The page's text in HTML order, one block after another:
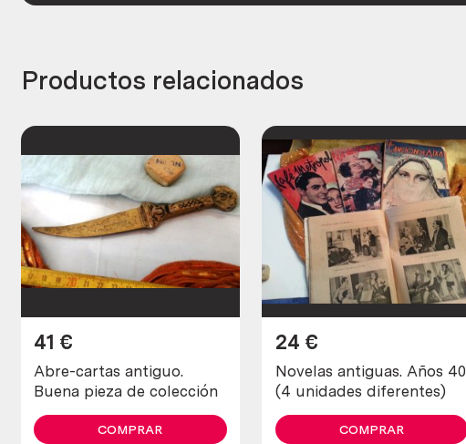
Productos relacionados
Abre-cartas antiguo.
Buena pieza de colección
41 €
COMPRAR
Novelas antiguas. Años 40
(4 unidades diferentes)
24 €
COMPRAR